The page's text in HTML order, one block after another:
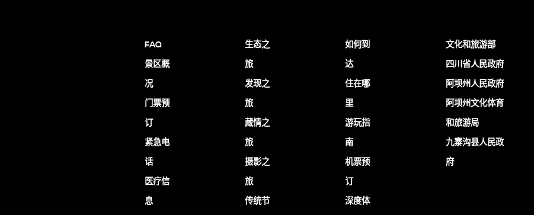
FAQ
景区概
况
门票预
订
紧急电
话
医疗信
息
生态之
旅
发现之
旅
藏情之
旅
摄影之
旅
传统节
如何到
达
住在哪
里
游玩指
南
机票预
订
深度体
文化和旅游部
四川省人民政府
阿坝州人民政府
阿坝州文化体育
和旅游局
九寨沟县人民政
府